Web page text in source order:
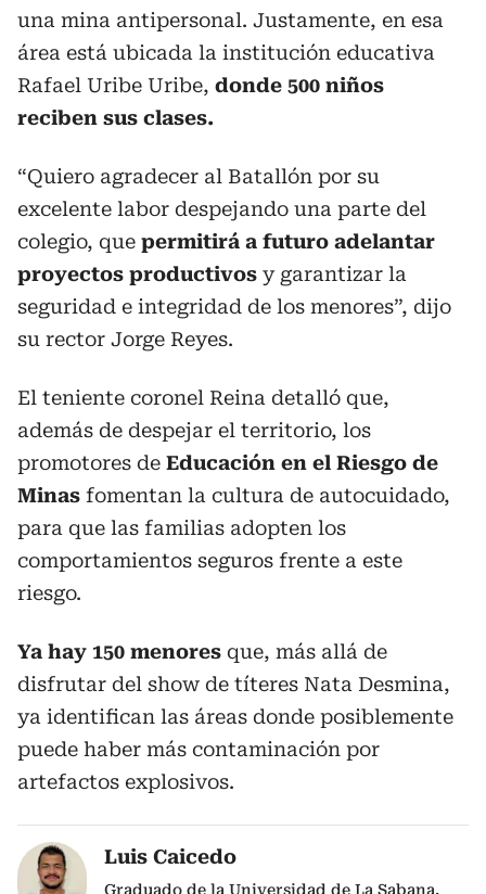
una mina antipersonal. Justamente, en esa
área está ubicada la institución educativa
Rafael Uribe Uribe, donde 500 niños
reciben sus clases.
“Quiero agradecer al Batallón por su
excelente labor despejando una parte del
colegio, que permitirá a futuro adelantar
proyectos productivos y garantizar la
seguridad e integridad de los menores”, dijo
su rector Jorge Reyes.
El teniente coronel Reina detalló que,
además de despejar el territorio, los
promotores de Educación en el Riesgo de
Minas fomentan la cultura de autocuidado,
para que las familias adopten los
comportamientos seguros frente a este
riesgo.
Ya hay 150 menores que, más allá de
disfrutar del show de títeres Nata Desmina,
ya identifican las áreas donde posiblemente
puede haber más contaminación por
artefactos explosivos.
Luis Caicedo
Graduado de la Universidad de La Sabana.